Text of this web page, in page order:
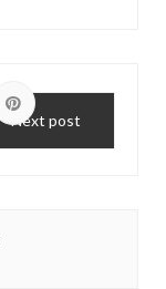
Next post